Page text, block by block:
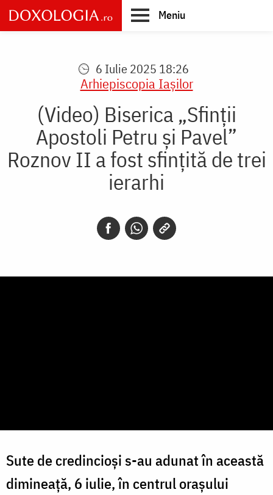
Skip
to
main
Meniu
6 Iulie 2025 18:26
Arhiepiscopia Iaşilor
(Video) Biserica „Sfinții
Apostoli Petru și Pavel”
Roznov II a fost sfințită de trei
ierarhi
Sute de credincioși s-au adunat în această
dimineață, 6 iulie, în centrul orașului